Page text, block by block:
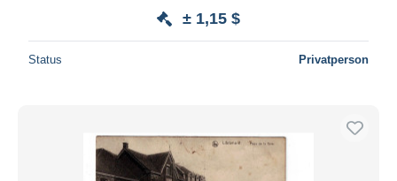
± 1,15 $
Status Privatperson